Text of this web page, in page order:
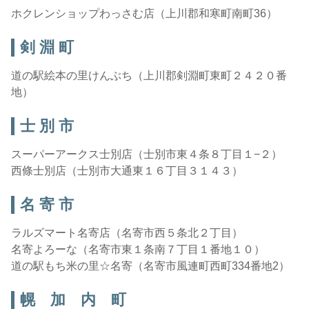
ホクレンショップわっさむ店（上川郡和寒町南町36）
剣 淵 町
道の駅絵本の里けんぶち（上川郡剣淵町東町２４２０番
地）
士 別 市
スーパーアークス士別店（士別市東４条８丁目１−２）
西條士別店（士別市大通東１６丁目３１４３）
名 寄 市
ラルズマート名寄店（名寄市西５条北２丁目）
名寄よろーな（名寄市東１条南７丁目１番地１０）
道の駅もち米の里☆名寄（名寄市風連町西町334番地2）
幌 加 内 町